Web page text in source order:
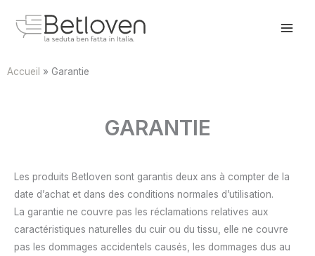
Accueil Garantie
GARANTIE
Les produits Betloven sont garantis deux ans à compter de la
date d’achat et dans des conditions normales d’utilisation.
La garantie ne couvre pas les réclamations relatives aux
caractéristiques naturelles du cuir ou du tissu, elle ne couvre
pas les dommages accidentels causés, les dommages dus au